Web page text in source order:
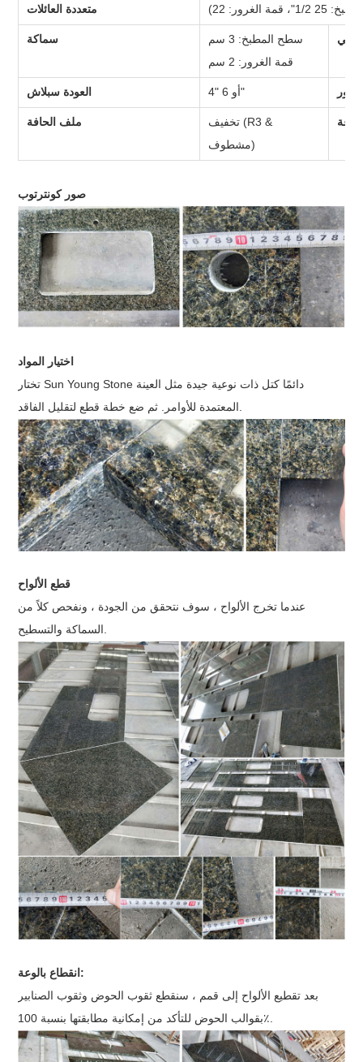
متعددة العائلات
25 1/2
"، قمة الغرور: 22
سماكة
سطح المطبخ: 3 سم
قمة الغرور: 2 سم
العودة سبلاش 4" أو 6"
ملف الحافة
تخفيف (R3 &
مشطوف)
صور كونترتوب
اختيار المواد
تختار Sun Young Stone دائمًا كتل ذات نوعية جيدة مثل العينة
المعتمدة للأوامر. ثم ضع خطة قطع لتقليل الفاقد.
قطع الألواح
عندما تخرج الألواح ، سوف نتحقق من الجودة ، ونفحص كلاً من
السماكة والتسطيح.
انقطاع بالوعة:
بعد تقطيع الألواح إلى قمم ، سنقطع ثقوب الحوض وثقوب الصنابير
بقوالب الحوض للتأكد من إمكانية مطابقتها بنسبة 100٪.